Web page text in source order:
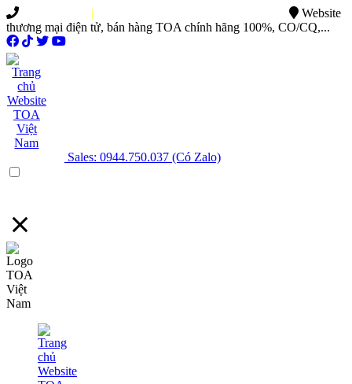
|
Website
thương mại điện tử, bán hàng TOA chính hãng 100%, CO/CQ,...
Sales: 0944.750.037 (Có Zalo)